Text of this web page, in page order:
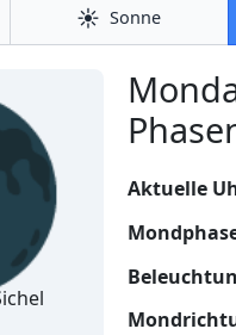
☀️ Sonne
Aktuelle